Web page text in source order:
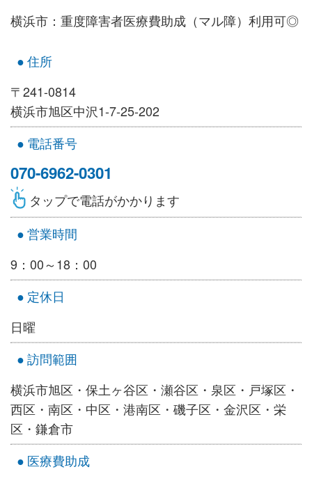
横浜市：重度障害者医療費助成（マル障）利用可◎
住所
〒241-0814
横浜市旭区中沢1-7-25-202
電話番号
070-6962-0301
タップで電話がかかります
営業時間
9：00～18：00
定休日
日曜
訪問範囲
横浜市旭区・保土ヶ谷区・瀬谷区・泉区・戸塚区・
西区・南区・中区・港南区・磯子区・金沢区・栄
区・鎌倉市
医療費助成